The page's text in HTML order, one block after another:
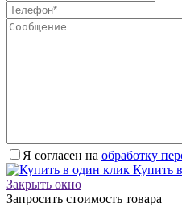
Я согласен на обработку
Купить
Закрыть окно
Запросить стоимость товара